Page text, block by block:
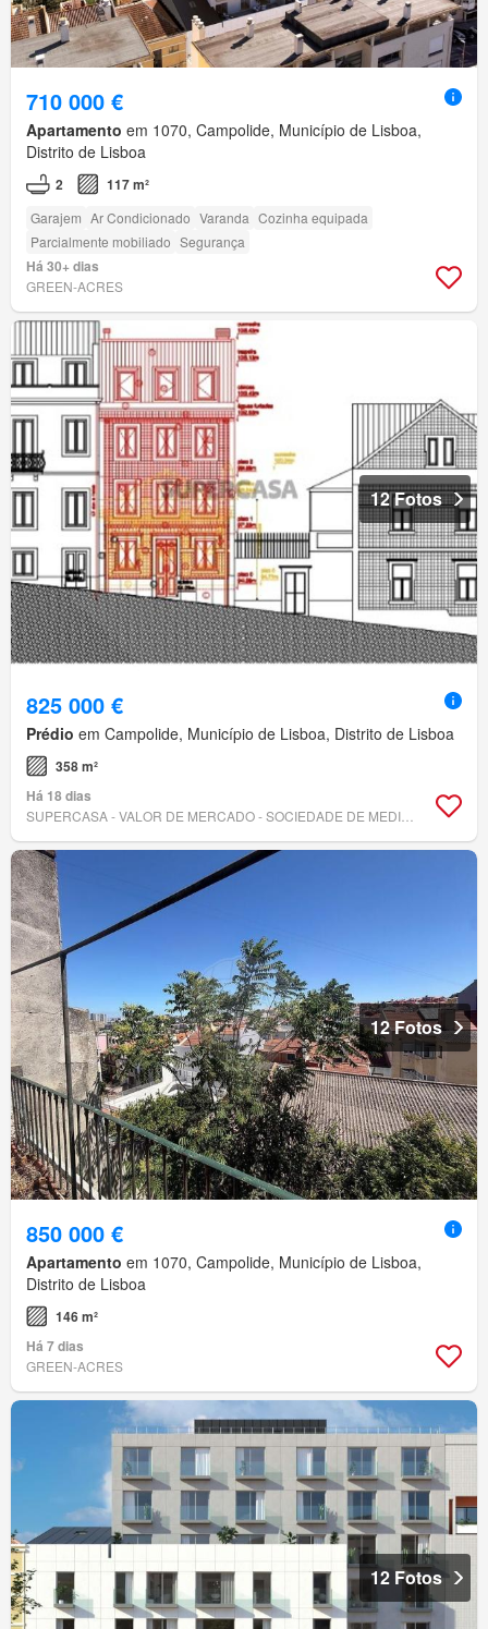
710 000 €
Apartamento em 1070, Campolide, Município de Lisboa,
Distrito de Lisboa
2 117 m²
Garajem Ar Condicionado Varanda Cozinha equipada
Parcialmente mobiliado Segurança
Há 30+ dias
GREEN-ACRES
12 Fotos
825 000 €
Prédio em Campolide, Município de Lisboa, Distrito de Lisboa
358 m²
Há 18 dias
12 Fotos
850 000 €
Apartamento em 1070, Campolide, Município de Lisboa,
Distrito de Lisboa
146 m²
Há 7 dias
GREEN-ACRES
12 Fotos